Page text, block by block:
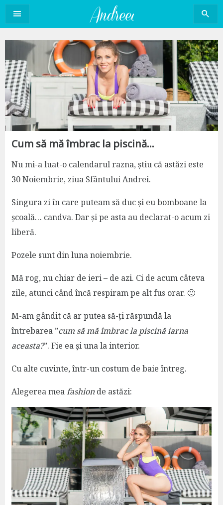
Sari
conținut
Cum să mă îmbrac la piscină…
Nu mi-a luat-o calendarul razna, știu că astăzi este
30 Noiembrie, ziua Sfântului Andrei.
Singura zi în care puteam să duc și eu bomboane la
școală… candva. Dar și pe asta au declarat-o acum zi
liberă.
Pozele sunt din luna noiembrie.
Mă rog, nu chiar de ieri – de azi. Ci de acum câteva
zile, atunci când încă respiram pe alt fus orar. 🙂
M-am gândit că ar putea să-ți răspundă la
întrebarea ”cum să mă îmbrac la piscină iarna
aceasta?”. Fie ea și una la interior.
Cu alte cuvinte, într-un costum de baie întreg.
Alegerea meafashion de astăzi: